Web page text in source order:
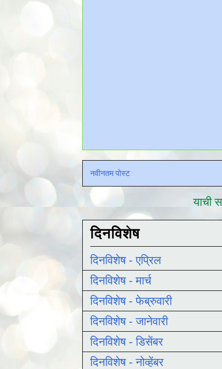
नवीनतम पोस्ट
याची
दिनविशेष
दिनविशेष - एप्रिल
दिनविशेष - मार्च
दिनविशेष - फेब्रुवारी
दिनविशेष - जानेवारी
दिनविशेष - डिसेंबर
दिनविशेष - नोव्हेंबर